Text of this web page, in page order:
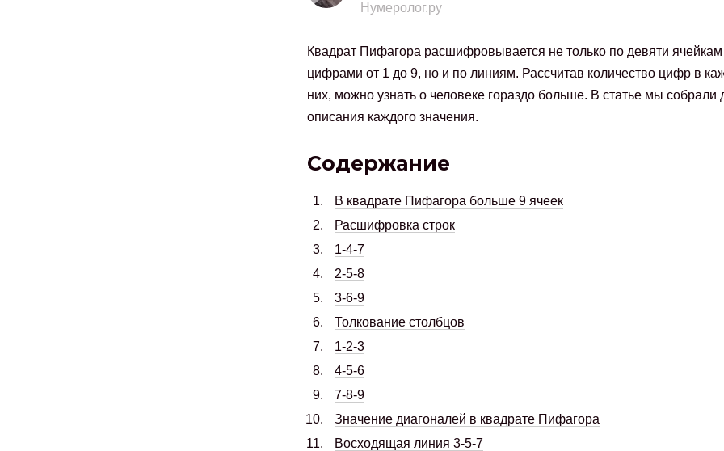
Нумеролог.ру
Квадрат Пифагора расшифровывается не только по девяти ячейкам
цифрами от 1 до 9, но и по линиям. Рассчитав количество цифр в
них, можно узнать о человеке гораздо больше. В статье мы собрали
описания каждого значения.
Содержание
В квадрате Пифагора больше 9 ячеек
Расшифровка строк
1-4-7
2-5-8
3-6-9
Толкование столбцов
1-2-3
4-5-6
7-8-9
Значение диагоналей в квадрате Пифагора
Восходящая линия 3-5-7